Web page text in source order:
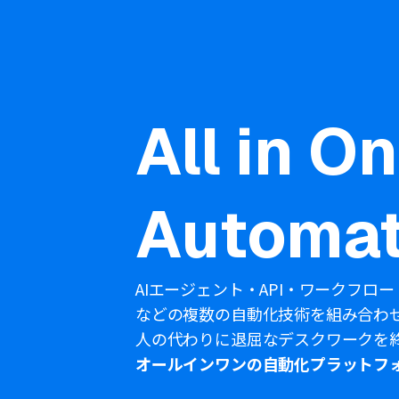
All in
AIエージェント・API・ワークフロー
などの複数の自動化技術を組み合わ
人の代わりに退屈なデスクワークを
オールインワンの自動化プラットフ